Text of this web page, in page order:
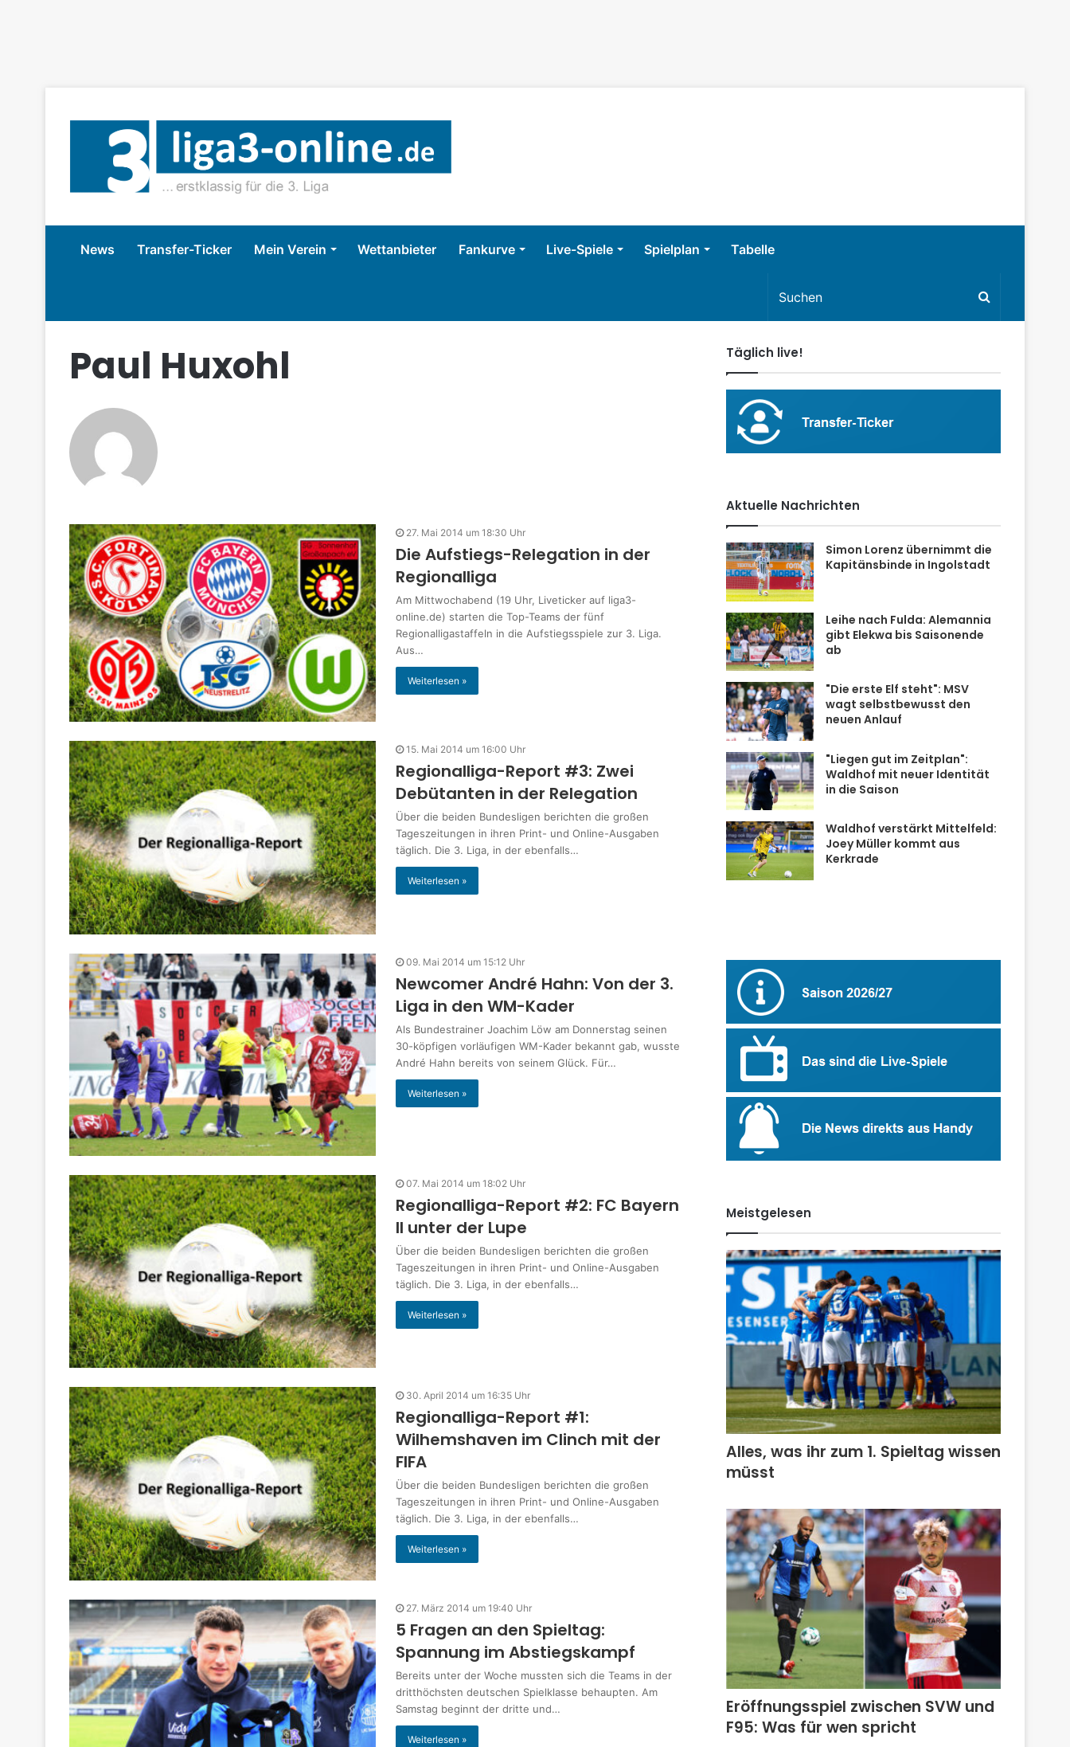
News Transfer-Ticker Mein Verein Wettanbieter Fankurve Live-Spiele Spielplan Tabelle
Paul Huxohl
27. Mai 2014 um 18:30 Uhr
Die Aufstiegs-Relegation in der
Regionalliga
Am Mittwochabend (19 Uhr, Liveticker auf liga3-
online.de) starten die Top-Teams der fünf
Regionalligastaffeln in die Aufstiegsspiele zur 3. Liga.
Aus…
Weiterlesen »
15. Mai 2014 um 16:00 Uhr
Regionalliga-Report #3: Zwei
Debütanten in der Relegation
Über die beiden Bundesligen berichten die großen
Tageszeitungen in ihren Print- und Online-Ausgaben
täglich. Die 3. Liga, in der ebenfalls…
Weiterlesen »
09. Mai 2014 um 15:12 Uhr
Newcomer André Hahn: Von der 3.
Liga in den WM-Kader
Als Bundestrainer Joachim Löw am Donnerstag seinen
30-köpfigen vorläufigen WM-Kader bekannt gab, wusste
André Hahn bereits von seinem Glück. Für…
Weiterlesen »
07. Mai 2014 um 18:02 Uhr
Regionalliga-Report #2: FC Bayern
II unter der Lupe
Über die beiden Bundesligen berichten die großen
Tageszeitungen in ihren Print- und Online-Ausgaben
täglich. Die 3. Liga, in der ebenfalls…
Weiterlesen »
30. April 2014 um 16:35 Uhr
Regionalliga-Report #1:
Wilhemshaven im Clinch mit der
FIFA
Über die beiden Bundesligen berichten die großen
Tageszeitungen in ihren Print- und Online-Ausgaben
täglich. Die 3. Liga, in der ebenfalls…
Weiterlesen »
27. März 2014 um 19:40 Uhr
5 Fragen an den Spieltag:
Spannung im Abstiegskampf
Bereits unter der Woche mussten sich die Teams in der
dritthöchsten deutschen Spielklasse behaupten. Am
Samstag beginnt der dritte und…
Weiterlesen »
Täglich live!
Aktuelle Nachrichten
Simon Lorenz übernimmt die
Kapitänsbinde in Ingolstadt
Leihe nach Fulda: Alemannia
gibt Elekwa bis Saisonende
ab
"Die erste Elf steht": MSV
wagt selbstbewusst den
neuen Anlauf
"Liegen gut im Zeitplan":
Waldhof mit neuer Identität
in die Saison
Waldhof verstärkt Mittelfeld:
Joey Müller kommt aus
Kerkrade
Meistgelesen
Alles, was ihr zum 1. Spieltag wissen
müsst
Eröffnungsspiel zwischen SVW und
F95: Was für wen spricht